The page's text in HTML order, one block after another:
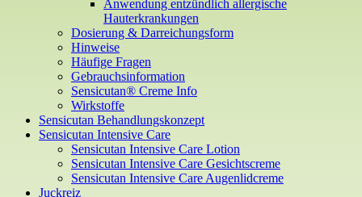
Anwendung entzündlich allergische
Hauterkrankungen
Dosierung & Darreichungsform
Hinweise
Häufige Fragen
Gebrauchsinformation
Sensicutan® Creme Info
Wirkstoffe
Sensicutan Behandlungskonzept
Sensicutan Intensive Care
Sensicutan Intensive Care Lotion
Sensicutan Intensive Care Gesichtscreme
Sensicutan Intensive Care Augenlidcreme
Juckreiz